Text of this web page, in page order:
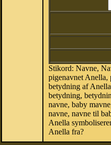
Stikord: Navne,
pigenavnet Anella,
betydning af
betydning,
navne, baby
navne, navne til
Anella
Anella fra?